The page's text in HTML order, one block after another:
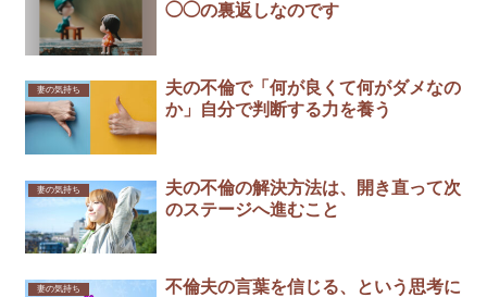
◯◯の裏返しなのです
妻の気持ち
夫の不倫で「何が良くて何がダメなの
か」自分で判断する力を養う
妻の気持ち
夫の不倫の解決方法は、開き直って次
のステージへ進むこと
妻の気持ち
不倫夫の言葉を信じる、という思考に